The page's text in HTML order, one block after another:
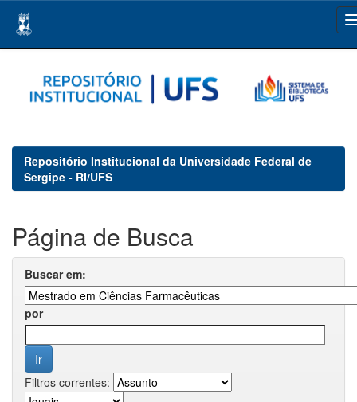
navigation
Repositório Institucional da Universidade Federal de
Sergipe - RI/UFS
Página de Busca
Buscar em:
por
Filtros correntes: